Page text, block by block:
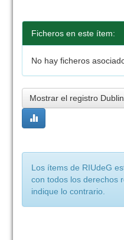
Ficheros en este ítem:
No hay ficheros
Mostrar el registro
Los ítems de RIUdeG
con todos los derechos
indique lo contrario.